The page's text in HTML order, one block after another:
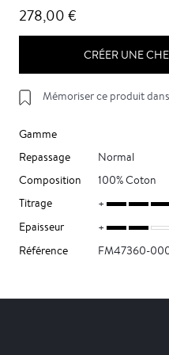
278,00 €
CRÉER UNE
Mémoriser ce produit
Gamme
Repassage
Normal
Composition
100% Coton
Titrage
Epaisseur
Référence
FM47360-